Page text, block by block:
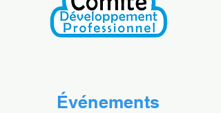
Événements